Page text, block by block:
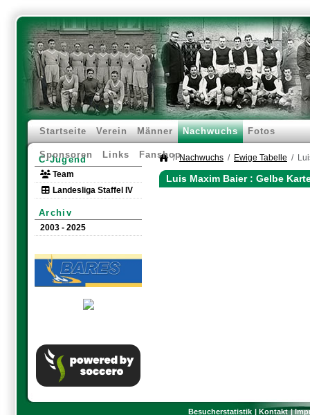
Startseite Verein Männer Nachwuchs Fotos
Sponsoren Links Fanshop
C-Jugend
Team
Landesliga Staffel IV
Archiv
2003 - 2025
Nachwuchs Ewige Tabelle
Luis Maxim Baier : Gelbe
Besucherstatistik Kontakt